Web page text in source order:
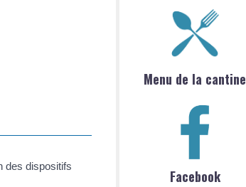
des dispositifs
Menu de la cantine
Facebook